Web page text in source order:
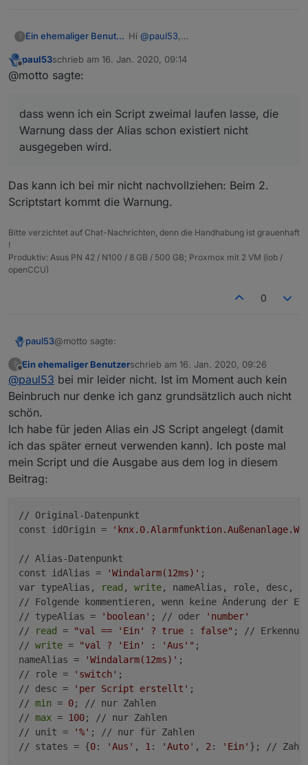
? Ein ehemaliger Benutzer Hi @paul53,
beginne gerade damit Aliase
Was mir aufgefallen ist, dass wenn ich
ein Script zweimal laufen lasse, die
generelles "Problem"?
Wenn ich noch irgendwelche logs etc
beisteuern soll lass es mich wissen.
Offline
paul53schrieb am 16. Jan. 2020, 09:14
zuletzt editiert von
@motto sagte:
dass wenn ich ein Script zweimal laufen lasse, die
Warnung dass der Alias schon existiert nicht
ausgegeben wird.
Das kann ich bei mir nicht nachvollziehen: Beim 2.
Scriptstart kommt die Warnung.
Bitte verzichtet auf Chat-Nachrichten, denn die Handhabung ist grauenhaft
!
Produktiv: Asus PN 42 / N100 / 8 GB / 500 GB; Proxmox mit 2 VM (iob /
openCCU)
0
paul53@motto sagte:
dass wenn ich ein Script zweimal laufen lasse, die
Warnung dass der Alias schon existiert nicht
ausgegeben wird.
Das kann ich bei mir nicht nachvollziehen: Beim 2.
?
Offline
Ein ehemaliger Benutzerschrieb am 16. Jan. 2020, 09:26
zuletzt editiert von
@paul53 bei mir leider nicht. Ist im Moment auch kein
Beinbruch nur denke ich ganz grundsätzlich auch nicht
schön.
Ich habe für jeden Alias ein JS Script angelegt (damit
ich das später erneut verwenden kann). Ich poste mal
mein Script und die Ausgabe aus dem log in diesem
Beitrag:
// Original-Datenpunkt
const idOrigin =
// Alias-Datenpunkt
const idAlias =
'Windalarm(12ms)' ;
var typeAlias,
read , write, nameAlias, role, desc,
// Folgende kommentieren, wenn keine Änderung der
// typeAlias =
'boolean' ; // oder
'number'
//
read = "val == 'Ein' ? true : false" ; //
// write = "val ? 'Ein' : 'Aus'" ;
nameAlias =
'Windalarm(12ms)' ;
// role =
'switch' ;
// desc =
'per Script erstellt' ;
// min = 0; // nur Zahlen
// max = 100; // nur Zahlen
// unit =
'%' ; // nur für Zahlen
// states = {0: 'Aus' , 1: 'Auto' , 2: 'Ein' }; //